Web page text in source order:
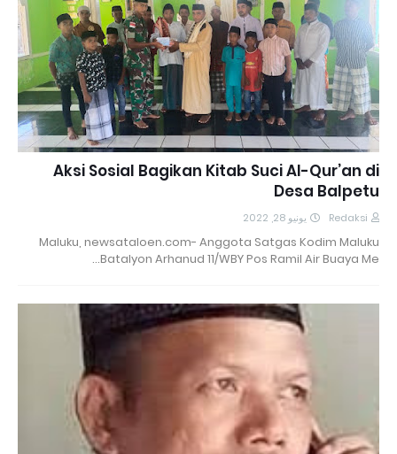
Aksi Sosial Bagikan Kitab Suci Al-Qur’an di
Desa Balpetu
Redaksi يونيو 28, 2022
Maluku, newsataloen.com- Anggota Satgas Kodim Maluku
Batalyon Arhanud 11/WBY Pos Ramil Air Buaya Me…